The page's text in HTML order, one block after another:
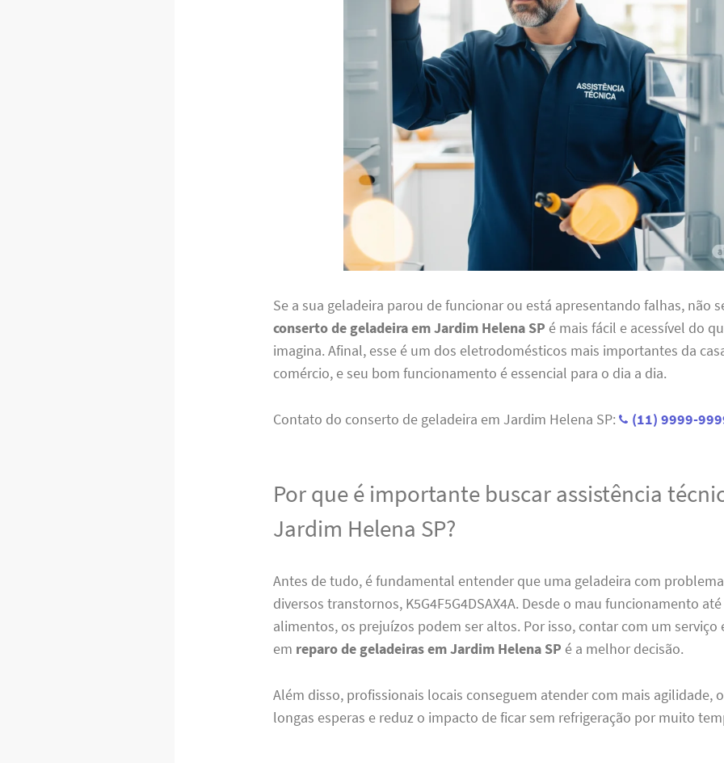
Se a sua geladeira parou de funcionar ou está apresentando falhas, não
conserto de geladeira em Jardim Helena SP é mais fácil e acessível do
imagina. Afinal, esse é um dos eletrodomésticos mais importantes da
comércio, e seu bom funcionamento é essencial para o dia a dia.
Contato do conserto de geladeira em Jardim Helena SP: (11) 9999-
Por que é importante buscar assistência
Jardim Helena SP?
Antes de tudo, é fundamental entender que uma geladeira com
diversos transtornos, K5G4F5G4DSAX4A. Desde o mau funcionamento
alimentos, os prejuízos podem ser altos. Por isso, contar com um serviço
em reparo de geladeiras em Jardim Helena SP é a melhor decisão.
Além disso, profissionais locais conseguem atender com mais agilidade,
longas esperas e reduz o impacto de ficar sem refrigeração por muito